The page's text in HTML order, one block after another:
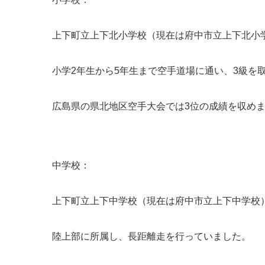
上下町立上下北小学校（現在は府中市立上下北小
小学2年生から5年生まで空手道場に通い、3級を取
広島県の県北地区空手大会では3位の成績を収めま
中学校：
上下町立上下中学校（現在は府中市立上下中学校）
陸上部に所属し、長距離走を行っていました。